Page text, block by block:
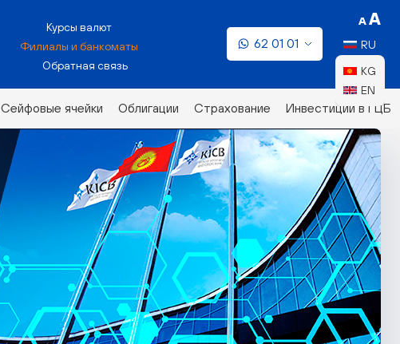
RU
KG
EN
Сейфовые ячейки Облигации Страхование Инвестиции в ГЦБ
Курсы валют
Филиалы и банкоматы
Обратная связь
62 01 01